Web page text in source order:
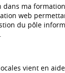
dans ma
web
du pôle
vient en